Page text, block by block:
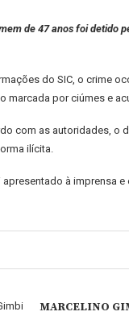
de 47 anos foi detido
do SIC, o crime
marcada por ciúmes e
com as autoridades, o
ilícita.
à imprensa
MARCELINO